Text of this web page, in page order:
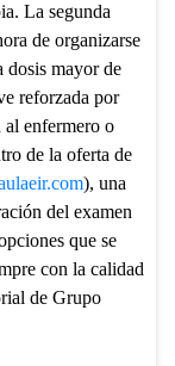
La segunda
de organizarse
dosis mayor de
reforzada por
al enfermero o
de la oferta de
), una
del examen
que se
con la calidad
de Grupo